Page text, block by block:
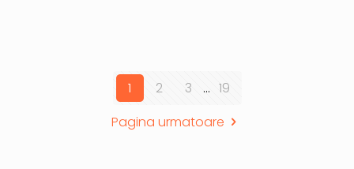
1 2 3 ... 19
Pagina urmatoare